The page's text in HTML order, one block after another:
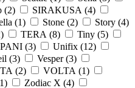
(2) SIRAKUSA (4)
(1) Stone (2) Story (4)
) TERA (8) Tiny (5)
(3) Unifix (12)
(3) Vesper (3)
(2) VOLTA (1)
1) Zodiac X (4)